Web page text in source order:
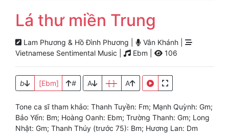
Lá thư miền Trung
Lam Phương & Hồ Đình Phương |
Vân Khánh |
Vietnamese Sentimental Music |
Ebm | 106
b [Ebm] # A [ ] A
Tone ca sĩ tham khảo: Thanh Tuyền: Fm; Mạnh Quỳnh: Gm;
Bảo Yến: Bm; Hoàng Oanh: Ebm; Trường Thanh: Gm; Long
Nhật: Gm; Thanh Thúy (trước 75): Bm; Hương Lan: Dm